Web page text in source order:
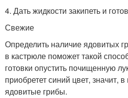
4. Дать жидкости закипеть и
Свежие
Определить наличие ядовитых
в кастрюле поможет такой
готовки опустить почищенную
приобретет синий цвет, значит,
ядовитые грибы.